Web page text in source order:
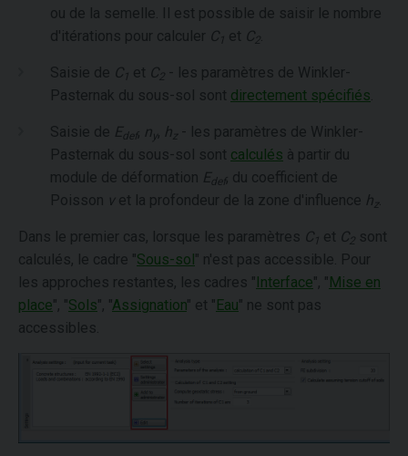
ou de la semelle. Il est possible de saisir le nombre
d'itérations pour calculer C 1 et C2
Saisie de C 1 et C2
- les paramètres de Winkler-
Pasternak du sous-sol sont directement spécifiés
Saisie de E def, ny , hz - les paramètres de Winkler-
Pasternak du sous-sol sont calculés à partir du
module de déformation E def, du coefficient de
Poisson ν et la profondeur de la zone d'influence hz
Dans le premier cas, lorsque les paramètres C 1 et C2
sont
calculés, le cadre "Sous-sol" n'est pas accessible. Pour
les approches restantes, les cadres "Interface", "Mise en
place", "Sols", "Assignation" et "Eau" ne sont pas
accessibles.